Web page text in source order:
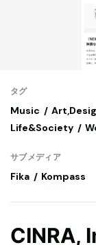
タグ
Music
Life&Society
サブメディア
Fika Kompass
CINRA,